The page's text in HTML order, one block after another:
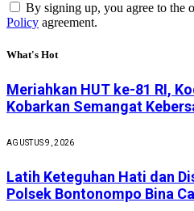
By signing up, you agree to the
Policy agreement.
What's Hot
Meriahkan HUT ke-81 RI,
Kobarkan Semangat
AGUSTUS 9, 2026
Latih Keteguhan Hati dan
Polsek Bontonompo Bina